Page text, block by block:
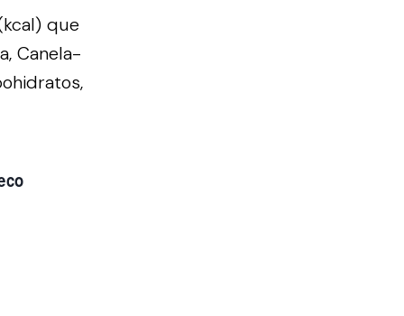
que
Canela-